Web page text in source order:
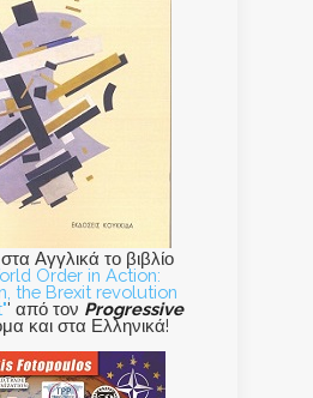
Αγγλικά το βιβλίο
Order in Action:
the Brexit revolution
' από τον Progressive
και στα Ελληνικά!